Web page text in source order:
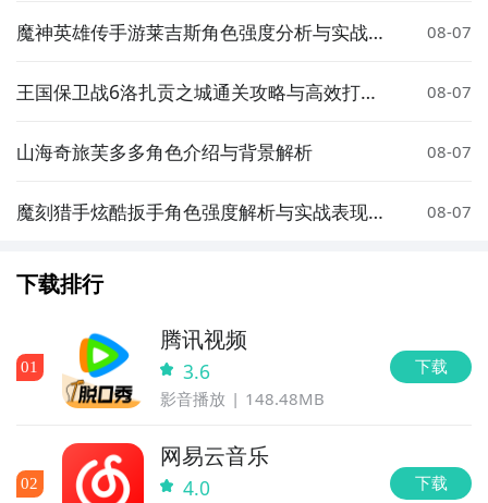
魔神英雄传手游莱吉斯角色强度分析与实战搭
08-07
王国保卫战6洛扎贡之城通关攻略与高效打法
08-07
山海奇旅芙多多角色介绍与背景解析 08-07
魔刻猎手炫酷扳手角色强度解析与实战表现评
08-07
下载排行
01
腾讯视频
3.6
影音播放 148.48MB
下载
02
网易云音乐
4.0 下载